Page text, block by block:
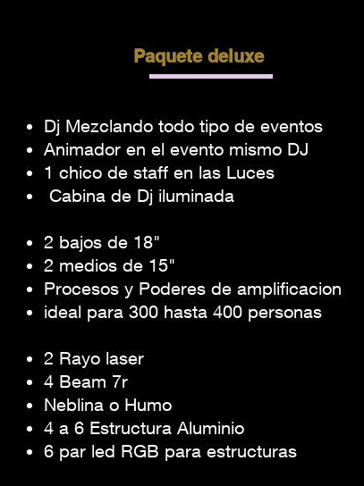
Paquete deluxe
Dj Mezclando todo tipo de eventos
Animador en el evento mismo DJ
1 chico de staff en las Luces
Cabina de Dj iluminada
2 bajos de 18"
2 medios de 15"
Procesos y Poderes de amplificacion
ideal para 300 hasta 400 personas
2 Rayo laser
4 Beam 7r
Neblina o Humo
4 a 6 Estructura Aluminio
6 par led RGB para estructuras